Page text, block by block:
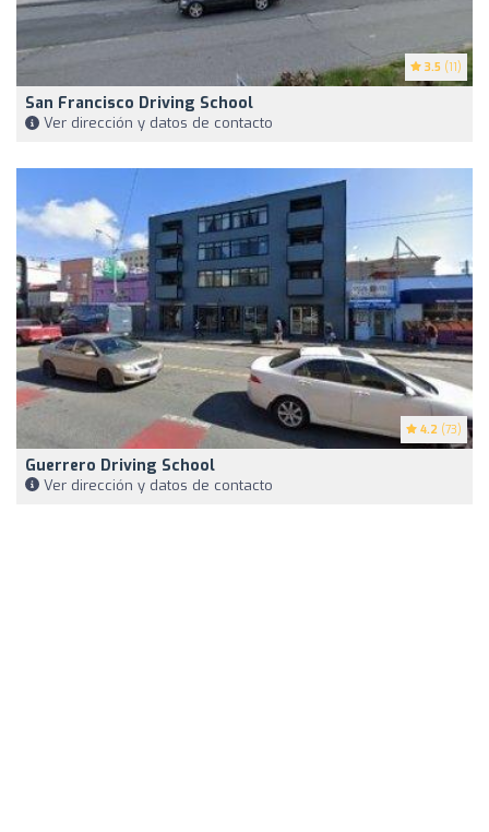
3.5 (11)
San Francisco Driving School
Ver dirección y datos de contacto
4.2 (73)
Guerrero Driving School
Ver dirección y datos de contacto